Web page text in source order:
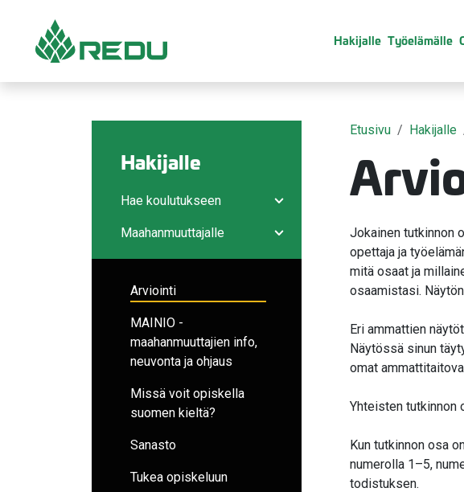
Hakijalle Työelämälle
Hakijalle
Hae koulutukseen
Avaa/sulje alavalikko
Maahanmuuttajalle
Arviointi
MAINIO -
maahanmuuttajien info,
neuvonta ja ohjaus
Missä voit opiskella
suomen kieltä?
Sanasto
Tukea opiskeluun
Etusivu Hakijalle
Jokainen tutkinnon
opettaja ja
mitä osaat ja
osaamistasi.
Eri ammattien
Näytössä sinun
omat
Yhteisten tutkinnon
Kun tutkinnon osa
numerolla 1–5,
todistuksen.